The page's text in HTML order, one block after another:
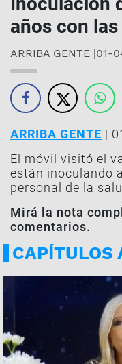
años con
ARRIBA GENTE |01-
ARRIBA GENTE |
El móvil visitó el
están inoculando
personal de la
Mirá la nota
comentarios.
CAPÍTULOS